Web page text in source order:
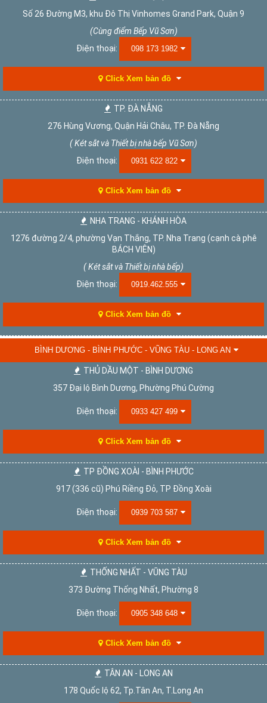
Số 26 Đường M3, khu Đô Thị Vinhomes Grand Park, Quận 9
(Cùng điểm Bếp Vũ Sơn)
Điện thoại:
098 173 1982
Click Xem bản đồ
TP. ĐÀ NẴNG
276 Hùng Vương, Quận Hải Châu, TP. Đà Nẵng
( Két sắt và Thiết bị nhà bếp Vũ Sơn)
Điện thoại:
0931 622 822
Click Xem bản đồ
NHA TRANG - KHÁNH HÒA
1276 đường 2/4, phường Vạn Thắng, TP. Nha Trang (cạnh cà phê
BÁCH VIÊN)
( Két sắt và Thiết bị nhà bếp)
Điện thoại:
0919.462.555
Click Xem bản đồ
BÌNH DƯƠNG - BÌNH PHƯỚC - VŨNG TÀU - LONG AN
THỦ DẦU MỘT - BÌNH DƯƠNG
357 Đại lộ Bình Dương, Phường Phú Cường
Điện thoại: 0933 427 499
Click Xem bản đồ
TP ĐỒNG XOÀI - BÌNH PHƯỚC
917 (336 cũ) Phú Riềng Đỏ, TP Đồng Xoài
Điện thoại: 0939 703 587
Click Xem bản đồ
THỐNG NHẤT - VŨNG TÀU
373 Đường Thống Nhất, Phường 8
Điện thoại: 0905 348 648
Click Xem bản đồ
TÂN AN - LONG AN
178 Quốc lộ 62, Tp.Tân An, T.Long An